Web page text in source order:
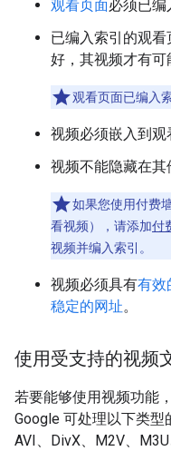
观看页面必须已编
已编入索引的观看
好，其视频才有可
观看页面已编入
视频必须嵌入到观
视频不能隐藏在其
如果您使用付费
看视频），请添加付
视频并编入索引。
视频必须具有有效
稳定的网址。
使用受支持的视频
若要能够使用视频功能
Google 可处理以下类型
AVI、DivX、M2V、